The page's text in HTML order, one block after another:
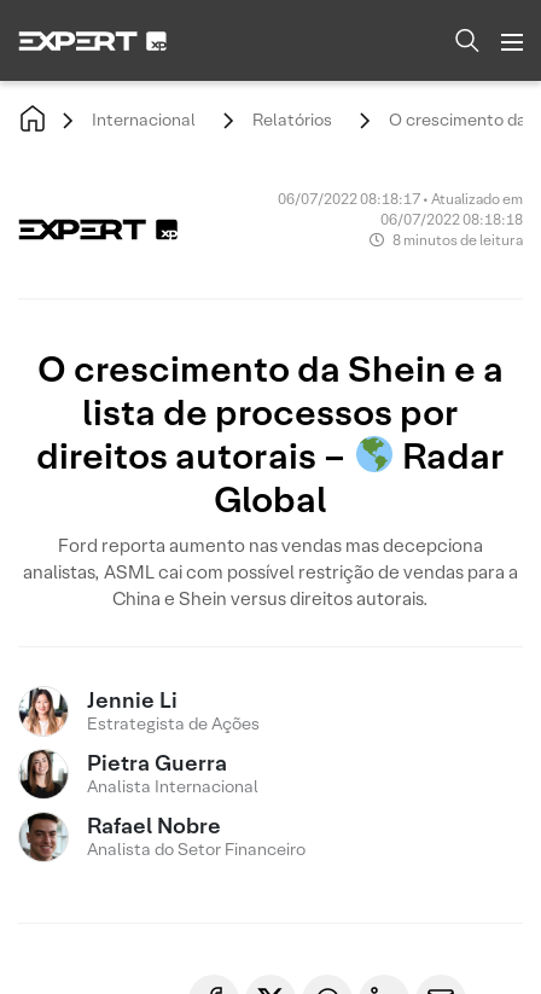
Internacional Relatórios O crescimento da
06/07/2022 08:18:17 • Atualizado em
06/07/2022 08:18:18
8 minutos de leitura
O crescimento da Shein e a
lista de processos por
direitos autorais –
Radar
Global
Ford reporta aumento nas vendas mas decepciona
analistas, ASML cai com possível restrição de vendas para a
China e Shein versus direitos autorais.
Jennie Li
Estrategista de Ações
Pietra Guerra
Analista Internacional
Rafael Nobre
Analista do Setor Financeiro